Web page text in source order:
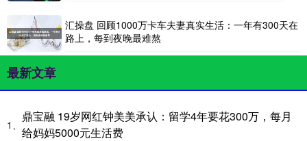
汇操盘 回顾1000万卡车夫妻真实生活：一年有300天在
路上，每到夜晚最难熬
最新文章
1、
鼎宝融 19岁网红钟美美承认：留学4年要花300万，每月
给妈妈5000元生活费